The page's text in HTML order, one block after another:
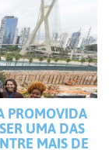
PROMOVIDA
UMA DAS
MAIS DE